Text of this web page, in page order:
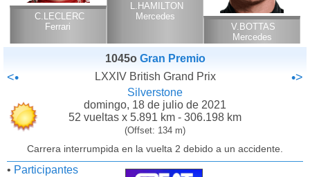
C.LECLERC
Ferrari
L.HAMILTON
Mercedes
V.BOTTAS
Mercedes
1045o Gran Premio
<• LXXIV British Grand Prix •>
Silverstone
domingo, 18 de julio de 2021
52 vueltas x 5.891 km - 306.198 km
(Offset: 134 m)
Carrera interrumpida en la vuelta 2 debido a un accidente.
• Participantes